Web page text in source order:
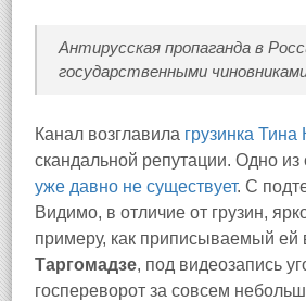
Антирусская пропаганда в
государственными
Канал возглавила грузинка Тина
скандальной репутации. Одно
уже давно не существует. С
Видимо, в отличие от грузин,
примеру, как приписываемый ей
Таргомадзе, под видеозапись
госпереворот за совсем